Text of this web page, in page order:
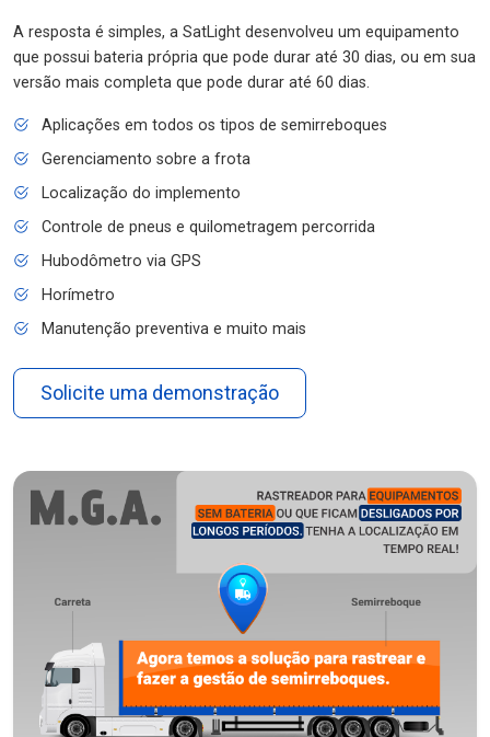
A resposta é simples, a SatLight desenvolveu um equipamento
que possui bateria própria que pode durar até 30 dias, ou em sua
versão mais completa que pode durar até 60 dias.
Aplicações em todos os tipos de semirreboques
Gerenciamento sobre a frota
Localização do implemento
Controle de pneus e quilometragem percorrida
Hubodômetro via GPS
Horímetro
Manutenção preventiva e muito mais
Solicite uma demonstração